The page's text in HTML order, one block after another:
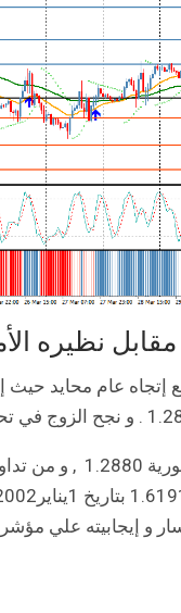
مقابل نظيره
و إيجابيته علي مؤشر